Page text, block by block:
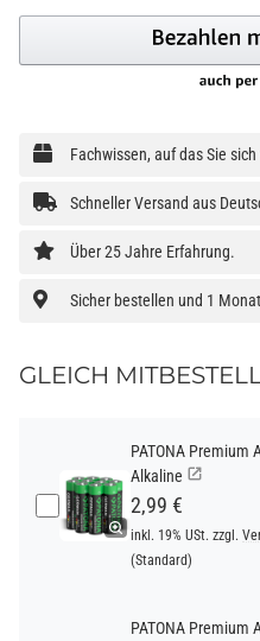
Fachwissen, auf das Sie
Schneller Versand aus
Über 25 Jahre Erfahrung.
Sicher bestellen und 1
GLEICH
PATONA Premium
Alkaline
2,99 €
inkl. 19% USt. zzgl.
(Standard)
PATONA Premium